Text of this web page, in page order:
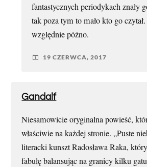
fantastycznych periodykach znały
tak poza tym to mało kto go
względnie późno.
19 CZERWCA, 2017
Gandalf
Niesamowicie oryginalna powieść,
właściwie na każdej stronie. „Puste
literacki kunszt Radosława Raka,
fabułę balansując na granicy kilku